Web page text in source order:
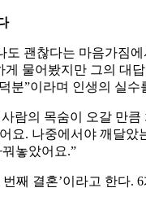
도 괜찮다는 마음가짐
물어봤지만 그의 대
분”이라며 인생의 실
람의 목숨이 오갈 만
요. 나중에서야 깨달
놓았어요.”
째 결혼’이라고 한다.